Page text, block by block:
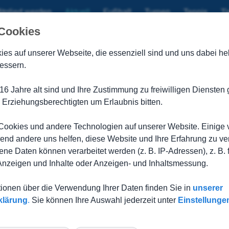
werden Aktuell Fußball Turnen Tennis
(0:1)
73., 84.); 0:2 Tobias Labusga (55.), 0:3 Marius Keck (65.)
auf die bittere Niederlage gegen Ilshofen und gab sich
die Erste von Anfang an im Vorwärtsgang unterwegs und
Jan Ludwig lieferte den ersten Warnschuss an die Latte
Freistöße von Viktor Spolwind konnte vom Torhüter
unnötig schwer und verpasste das zweite Tor. Es
Goldbacher gebrochen und die TSG kam zu zahlreichen
weiter in die Höhe schrauben, ohne hinten jemals
und hat weiterhin alle Möglichkeiten.
Das Tor erzielte Abraham Tropp.
auf unserer Webseite, die essenziell sind und uns dabei
Jahre alt sind und Ihre Zustimmung zu freiwilligen Diensten
um Erlaubnis bitten.
und andere Technologien auf unserer Website. Einige
andere uns helfen, diese Website und Ihre Erfahrung zu
Daten können verarbeitet werden (z. B. IP-Adressen), z. B.
und Inhalte oder Anzeigen- und Inhaltsmessung.
über die Verwendung Ihrer Daten finden Sie in unserer
. Sie können Ihre Auswahl jederzeit unter